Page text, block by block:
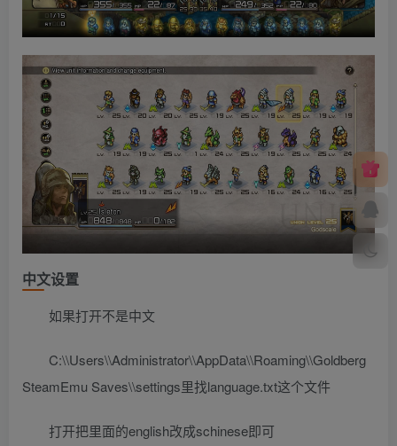
中文设置
如果打开不是中文
C:\\Users\\Administrator\\AppData\\Roaming\\Goldberg
SteamEmu Saves\\settings里找language.txt这个文件
打开把里面的english改成schinese即可